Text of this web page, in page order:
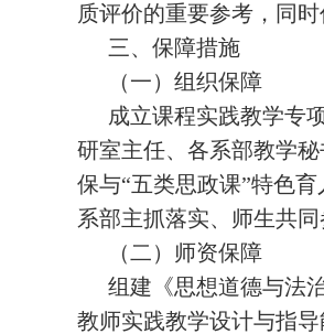
质评价的重要参考，同
三、保障措施
（一）组织保障
成立课程实践教学专
研室主任、各系部教学
保与“五类思政课”特色
系部主抓落实、师生共
（二）师资保障
组建《思想道德与法
教师实践教学设计与指